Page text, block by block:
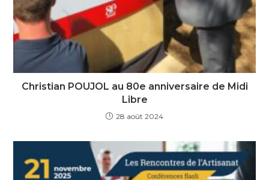
Christian POUJOL au 80e anniversaire de Midi
Libre
28 août 2024